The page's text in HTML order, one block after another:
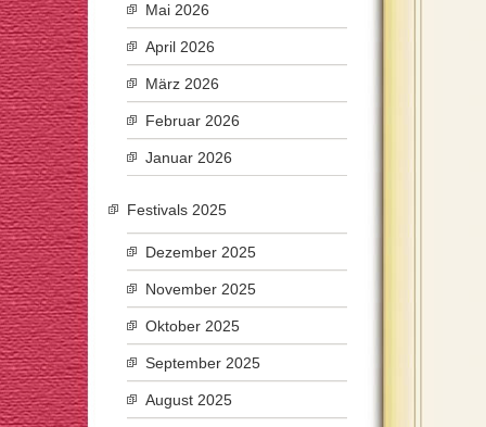
Mai 2026
April 2026
März 2026
Februar 2026
Januar 2026
Festivals 2025
Dezember 2025
November 2025
Oktober 2025
September 2025
August 2025